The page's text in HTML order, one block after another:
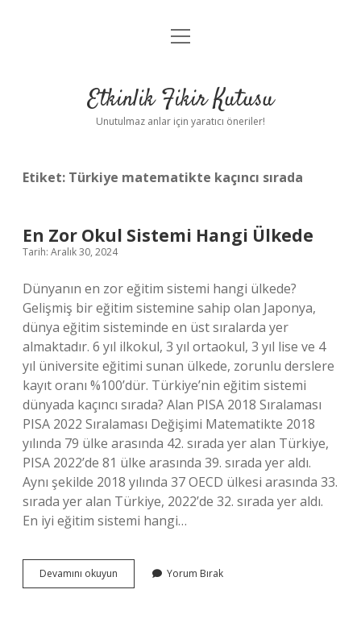
Anasayfa
Yasal Uyarı
menüyü
Etkinlik Fikir Kutusu
Unutulmaz anlar için yaratıcı öneriler!
Etiket: Türkiye matematikte kaçıncı sırada
En Zor Okul Sistemi Hangi Ülkede
Tarih: Aralık 30, 2024
Dünyanın en zor eğitim sistemi hangi ülkede?
Gelişmiş bir eğitim sistemine sahip olan Japonya,
dünya eğitim sisteminde en üst sıralarda yer
almaktadır. 6 yıl ilkokul, 3 yıl ortaokul, 3 yıl lise ve 4
yıl üniversite eğitimi sunan ülkede, zorunlu derslere
kayıt oranı %100’dür. Türkiye’nin eğitim sistemi
dünyada kaçıncı sırada? Alan PISA 2018 Sıralaması
PISA 2022 Sıralaması Değişimi Matematikte 2018
yılında 79 ülke arasında 42. sırada yer alan Türkiye,
PISA 2022’de 81 ülke arasında 39. sırada yer aldı.
Aynı şekilde 2018 yılında 37 OECD ülkesi arasında 33.
sırada yer alan Türkiye, 2022’de 32. sırada yer aldı.
En iyi eğitim sistemi hangi…
Devamını okuyun
Zor
Yorum Bırak